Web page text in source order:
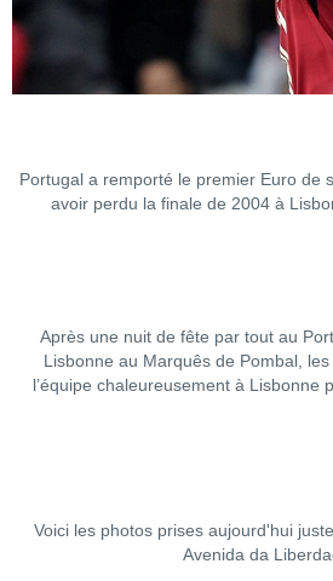
Portugal a remporté le premier Euro de
avoir perdu la finale de 2004 à
Après une nuit de fête par tout au
Lisbonne au Marquês de Pombal,
l’équipe chaleureusement à Lisbonne
Voici les photos prises aujourd'hui
Avenida da